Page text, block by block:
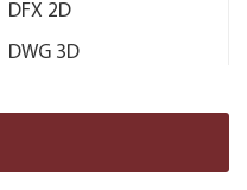
DFX 2D
DWG 3D